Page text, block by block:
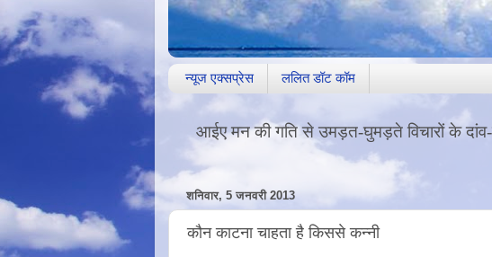
न्यूज एक्सप्रेस ललित डॉट कॉम
आईए मन की गति से उमड़त-घुमड़ते विचारों के दांव-पेंचों की इस नई
शनिवार, 5 जनवरी 2013
कौन काटना चाहता है किससे कन्नी